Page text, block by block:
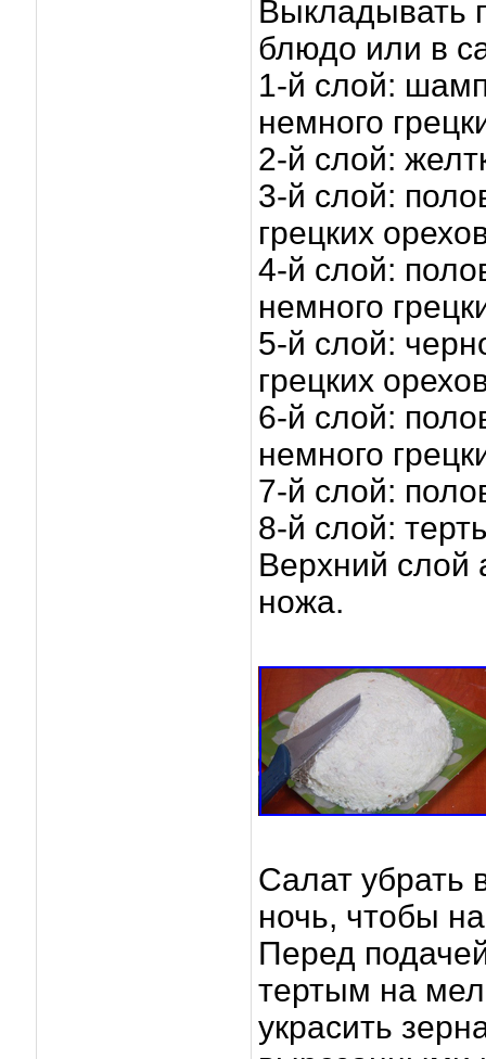
Выкладывать
блюдо или в
1-й слой:
немного
2-й слой:
3-й слой:
грецких
4-й слой:
немного
5-й слой:
грецких
6-й слой:
немного
7-й слой:
8-й слой:
Верхний слой
ножа.
Салат убрать
ночь, чтобы
Перед
тертым на
украсить